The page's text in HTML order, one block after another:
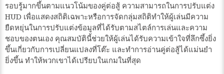
รอบรู้มากขึ้นตามแนวโน้มของคู่ต่อสู้ ความสามารถในการปรับแต่ง
HUD เพื่อแสดงสถิติเฉพาะหรือการจัดกลุ่มสถิติทำให้ผู้เล่นมีความ
ยืดหยุ่นในการปรับแต่งข้อมูลที่ได้รับตามสไตล์การเล่นและความ
ชอบของตนเอง คุณสมบัตินี้ช่วยให้ผู้เล่นได้รับความเข้าใจที่ลึกซึ้งยิ่ง
ขึ้นเกี่ยวกับการเปลี่ยนแปลงที่โต๊ะ และทำการอ่านคู่ต่อสู้ได้แม่นยำ
ยิ่งขึ้น ทำให้พวกเขาได้เปรียบในเกมในที่สุด